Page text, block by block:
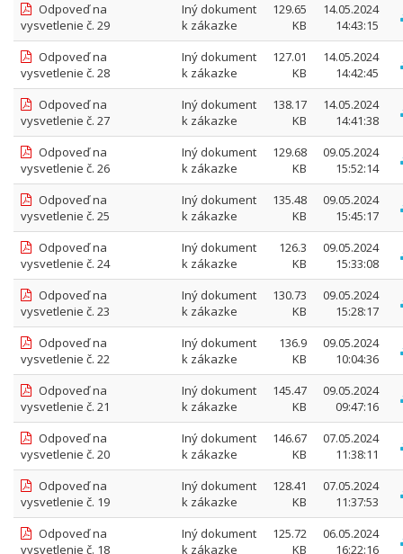
Odpoveď na
vysvetlenie č. 29
Iný dokument
k zákazke
129.65
KB
14.05.2024
14:43:15
Odpoveď na
vysvetlenie č. 28
Iný dokument
k zákazke
127.01
KB
14.05.2024
14:42:45
Odpoveď na
vysvetlenie č. 27
Iný dokument
k zákazke
138.17
KB
14.05.2024
14:41:38
Odpoveď na
vysvetlenie č. 26
Iný dokument
k zákazke
129.68
KB
09.05.2024
15:52:14
Odpoveď na
vysvetlenie č. 25
Iný dokument
k zákazke
135.48
KB
09.05.2024
15:45:17
Odpoveď na
vysvetlenie č. 24
Iný dokument
k zákazke
126.3
KB
09.05.2024
15:33:08
Odpoveď na
vysvetlenie č. 23
Iný dokument
k zákazke
130.73
KB
09.05.2024
15:28:17
Odpoveď na
vysvetlenie č. 22
Iný dokument
k zákazke
136.9
KB
09.05.2024
10:04:36
Odpoveď na
vysvetlenie č. 21
Iný dokument
k zákazke
145.47
KB
09.05.2024
09:47:16
Odpoveď na
vysvetlenie č. 20
Iný dokument
k zákazke
146.67
KB
07.05.2024
11:38:11
Odpoveď na
vysvetlenie č. 19
Iný dokument
k zákazke
128.41
KB
07.05.2024
11:37:53
Odpoveď na
vysvetlenie č. 18
Iný dokument
k zákazke
125.72
KB
06.05.2024
16:22:16